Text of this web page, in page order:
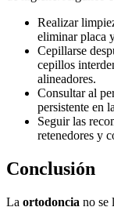
Realizar
eliminar placa
Cepillarse
cepillos
alineadores.
Consultar al
persistente en
Seguir las
retenedores y
Conclusión
La ortodoncia no se